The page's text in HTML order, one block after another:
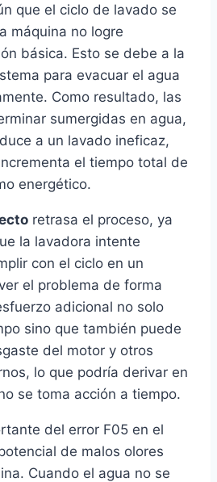
que el ciclo de lavado se
máquina no logre
básica. Esto se debe a la
para evacuar el agua
Como resultado, las
sumergidas en agua,
a un lavado ineficaz,
el tiempo total de
energético.
retrasa el proceso, ya
la lavadora intente
con el ciclo en un
el problema de forma
adicional no solo
sino que también puede
del motor y otros
lo que podría derivar en
se toma acción a tiempo.
del error F05 en el
de malos olores
Cuando el agua no se